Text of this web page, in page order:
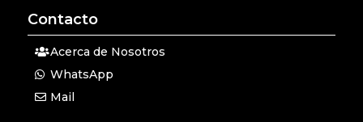
Contacto
Acerca de Nosotros
WhatsApp
Mail